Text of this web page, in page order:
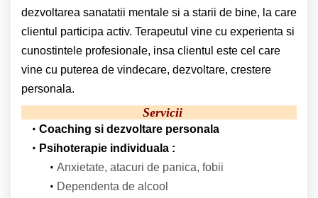
dezvoltarea sanatatii mentale si a starii de bine, la care
clientul participa activ. Terapeutul vine cu experienta si
cunostintele profesionale, insa clientul este cel care
vine cu puterea de vindecare, dezvoltare, crestere
personala.
Servicii
Coaching si dezvoltare personala
Psihoterapie individuala :
Anxietate, atacuri de panica, fobii
Dependenta de alcool